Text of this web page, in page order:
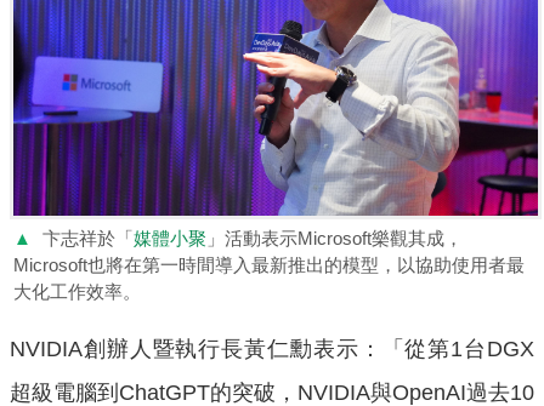
▲ 卞志祥於「媒體小聚 」活動表示Microsoft樂觀其成，
Microsoft也將在第一時間導入最新推出的模型，以協助使用者最
大化工作效率。
NVIDIA創辦人暨執行長黃仁勳表示：「從第1台DGX
超級電腦到ChatGPT的突破，NVIDIA與OpenAI過去10